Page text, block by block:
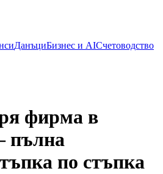
ДанъциБизнес и AIСчетоводство
фирма в
пълна
по стъпка